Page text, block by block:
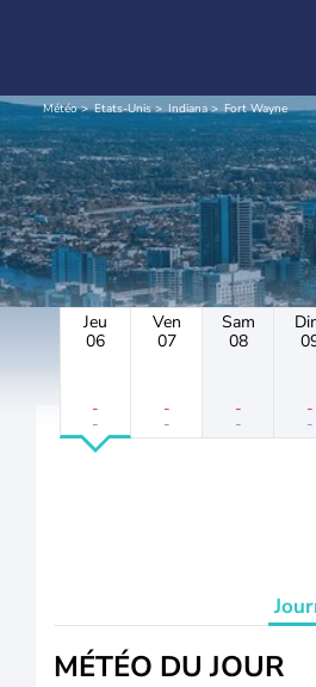
Météo Etats-Unis Indiana Fort Wayne
Jeu
06
-
-
Ven
07
-
-
Sam
08
-
-
-
-
MÉTÉO DU JOUR